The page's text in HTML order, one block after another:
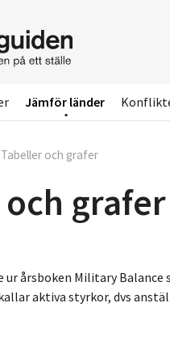
Jämför länder
Tabeller och grafer
grafer
ur årsboken Military
aktiva styrkor, dvs